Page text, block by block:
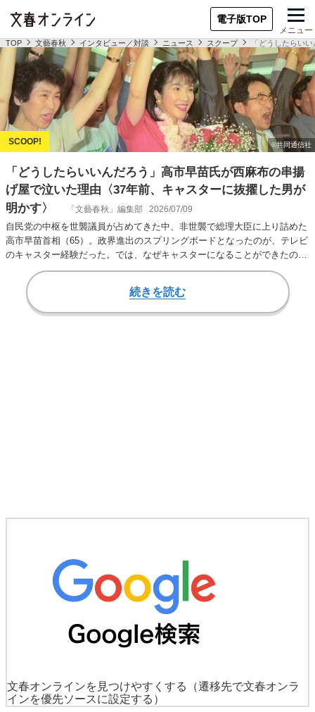
電子版TOP
メニュー
TOP 文藝春秋 インタビュー／対談 ニュース スクープ 「どうしたらい
「どうしたらいいんだろう」高市早苗氏が西麻布の串揚
げ屋で泣いた理由〈37年前、キャスターに抜擢した男が
明かす〉
「文藝春秋」編集部 2026/07/09
自民党の中枢を世襲議員が占めてきた中、非世襲で総理大臣に上り詰めた
高市早苗首相（65）。政界進出のスプリングボードとなったのが、テレビ
のキャスター経験だった。では、なぜキャスターになることができたの
か。キャスターに…
続きを読む
文春オンラインを見つけやすくする
（遷移先で文春オンラ
インを優先ソースに設定する）